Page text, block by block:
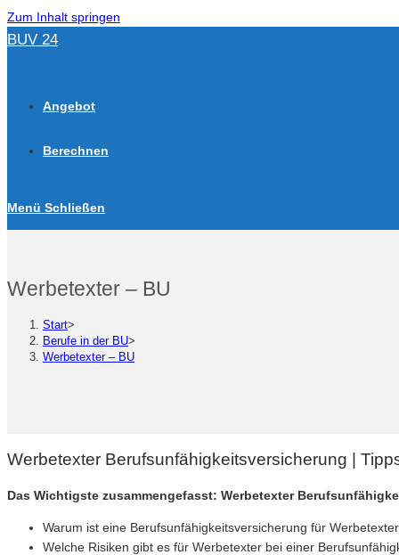
Zum Inhalt springen
BUV 24
Angebot
Berechnen
Menü Schließen
Werbetexter – BU
Start>
Berufe in der BU>
Werbetexter – BU
Werbetexter Berufsunfähigkeitsversicherung |
Das Wichtigste zusammengefasst: Werbetexter
Warum ist eine Berufsunfähigkeitsversicherung für
Welche Risiken gibt es für Werbetexter bei einer